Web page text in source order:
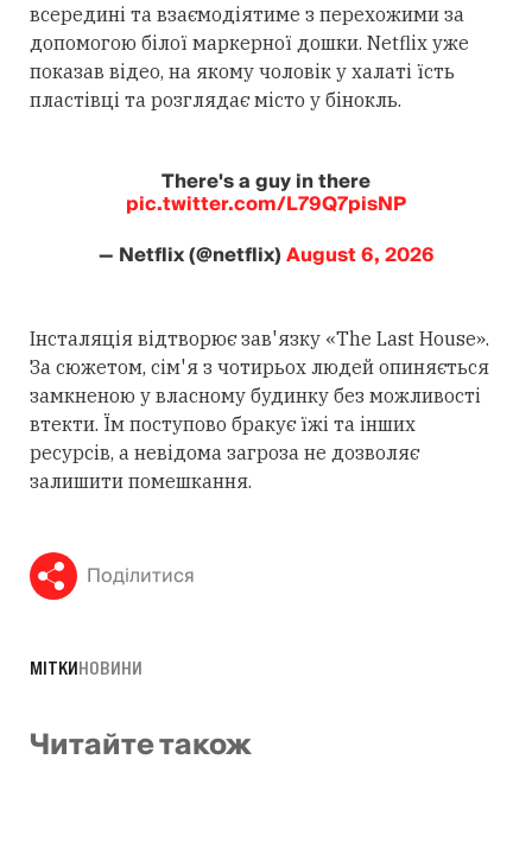
всередині та взаємодіятиме з перехожими за
допомогою білої маркерної дошки. Netflix уже
показав відео, на якому чоловік у халаті їсть
пластівці та розглядає місто у бінокль.
There's a guy in there
pic.twitter.com/L79Q7pisNP
— Netflix (@netflix)August 6, 2026
Інсталяція відтворює зав'язку «The Last House».
За сюжетом, сім'я з чотирьох людей опиняється
замкненою у власному будинку без можливості
втекти. Їм поступово бракує їжі та інших
ресурсів, а невідома загроза не дозволяє
залишити помешкання.
Поділитися
МІТКИНОВИНИ
Читайте також